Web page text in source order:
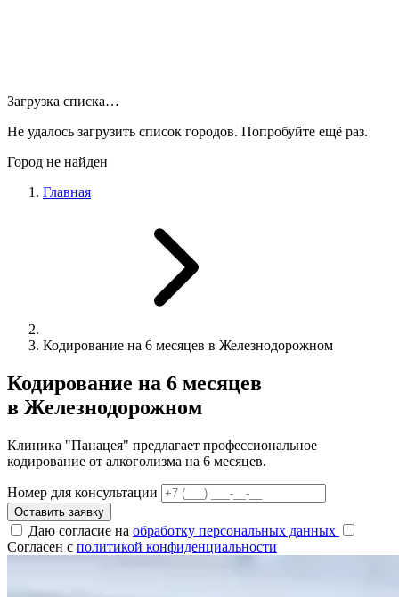
Загрузка списка…
Не удалось загрузить список городов. Попробуйте ещё раз.
Город не найден
Главная
Кодирование на 6 месяцев в Железнодорожном
Кодирование на 6 месяцев
в Железнодорожном
Клиника "Панацея" предлагает профессиональное
кодирование от алкоголизма на 6 месяцев.
Номер для консультации
Оставить заявку
Даю согласие на обработку персональных данных
Согласен с политикой конфиденциальности